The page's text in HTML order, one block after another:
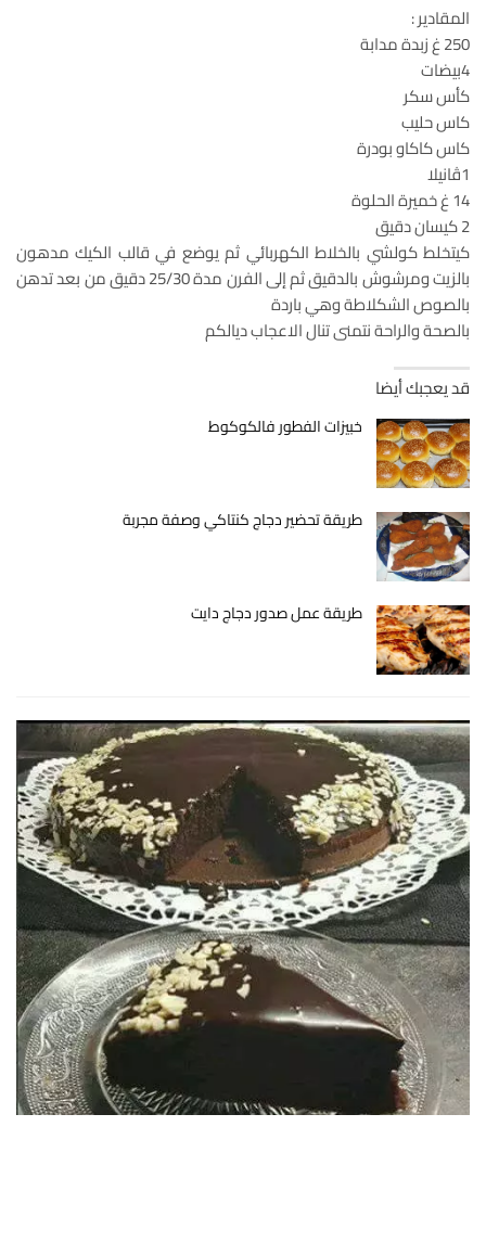
المقادير :
250 غ زبدة مدابة
4بيضات
كأس سكر
كاس حليب
كاس كاكاو بودرة
1ڤانيلا
14 غ خميرة الحلوة
2 كيسان دقيق
كيتخلط كولشي بالخلاط الكهربائي ثم يوضع في قالب الكيك مدهون
بالزيت ومرشوش بالدقيق ثم إلى الفرن مدة 25/30 دقيق من بعد تدهن
بالصوص الشكلاطة وهي باردة
بالصحة والراحة نتمنى تنال الاعجاب ديالكم
قد يعجبك أيضا
خبيزات الفطور فالكوكوط
طريقة تحضير دجاج كنتاكي وصفة مجربة
طريقة عمل صدور دجاج دايت